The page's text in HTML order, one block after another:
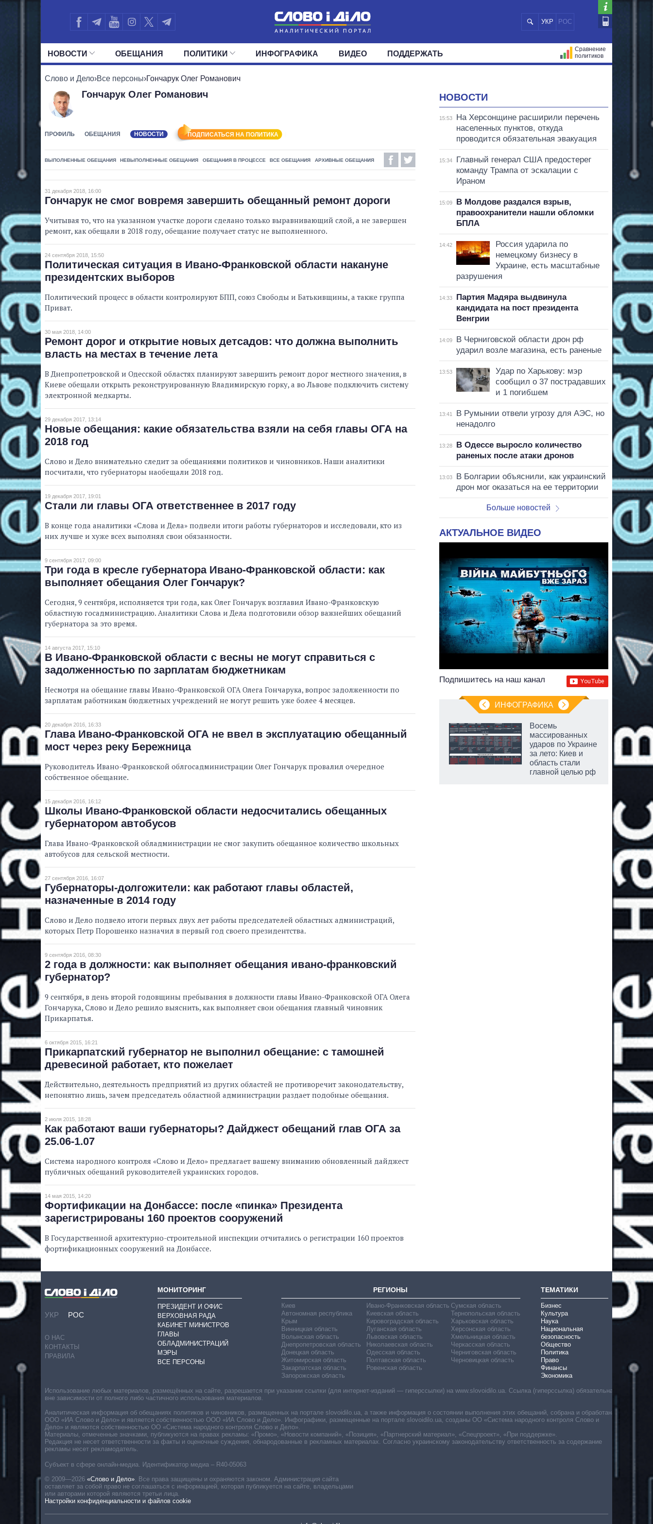
УКР РОС
НОВОСТИ
ЛЕНТА
ОБЕЩАНИЯ ПОЛИТИКИ
ВСЕ ПОЛИТИКИ ПРЕЗИДЕНТ И ОФИС ВЕРХОВНАЯ РАДА
ИНФОГРАФИКА ВИДЕО ПОДДЕРЖАТЬ
Сравнение
политиков
Слово и Дело›Все персоны›Гончарук Олег Романович
Гончарук Олег Романович
ПРОФИЛЬ ОБЕЩАНИЯ НОВОСТИ ПОДПИСАТЬСЯ НА ПОЛИТИКА
ВЫПОЛНЕННЫЕ ОБЕЩАНИЯ НЕВЫПОЛНЕННЫЕ ОБЕЩАНИЯ ОБЕЩАНИЯ В ПРОЦЕССЕ ВСЕ ОБЕЩАНИЯ АРХИВНЫЕ ОБЕЩАНИЯ
31 декабря 2018, 16:00
Гончарук не смог вовремя завершить обещанный ремонт дороги
Учитывая то, что на указанном участке дороги сделано только выравнивающий слой, а не завершен
ремонт, как обещали в 2018 году, обещание получает статус не выполненного.
24 сентября 2018, 15:50
Политическая ситуация в Ивано-Франковской области накануне
президентских выборов
Политический процесс в области контролируют БПП, союз Свободы и Батькивщины, а также группа
Приват.
30 мая 2018, 14:00
Ремонт дорог и открытие новых детсадов: что должна выполнить
власть на местах в течение лета
В Днепропетровской и Одесской областях планируют завершить ремонт дорог местного значения, в
Киеве обещали открыть реконструированную Владимирскую горку, а во Львове подключить систему
электронной медкарты.
29 декабря 2017, 13:14
Новые обещания: какие обязательства взяли на себя главы ОГА на
2018 год
Слово и Дело внимательно следит за обещаниями политиков и чиновников. Наши аналитики
посчитали, что губернаторы наобещали 2018 год.
19 декабря 2017, 19:01
Стали ли главы ОГА ответственнее в 2017 году
В конце года аналитики «Слова и Дела» подвели итоги работы губернаторов и исследовали, кто из
них лучше и хуже всех выполнял свои обязанности.
9 сентября 2017, 09:00
Три года в кресле губернатора Ивано-Франковской области: как
выполняет обещания Олег Гончарук?
Сегодня, 9 сентября, исполняется три года, как Олег Гончарук возглавил Ивано-Франковскую
областную госадминистрацию. Аналитики Слова и Дела подготовили обзор важнейших обещаний
губернатора за это время.
14 августа 2017, 15:10
В Ивано-Франковской области с весны не могут справиться с
задолженностью по зарплатам бюджетникам
Несмотря на обещание главы Ивано-Франковской ОГА Олега Гончарука, вопрос задолженности по
зарплатам работникам бюджетных учреждений не могут решить уже более 4 месяцев.
20 декабря 2016, 16:33
Глава Ивано-Франковской ОГА не ввел в эксплуатацию обещанный
мост через реку Бережница
Руководитель Ивано-Франковской облгосадминистрации Олег Гончарук провалил очередное
собственное обещание.
15 декабря 2016, 16:12
Школы Ивано-Франковской области недосчитались обещанных
губернатором автобусов
Глава Ивано-Франковской обладминистрации не смог закупить обещанное количество школьных
автобусов для сельской местности.
27 сентября 2016, 16:07
Губернаторы-долгожители: как работают главы областей,
назначенные в 2014 году
Слово и Дело подвело итоги первых двух лет работы председателей областных администраций,
которых Петр Порошенко назначил в первый год своего президентства.
9 сентября 2016, 08:30
2 года в должности: как выполняет обещания ивано-франковский
губернатор?
9 сентября, в день второй годовщины пребывания в должности главы Ивано-Франковской ОГА Олега
Гончарука, Слово и Дело решило выяснить, как выполняет свои обещания главный чиновник
Прикарпатья.
6 октября 2015, 16:21
Прикарпатский губернатор не выполнил обещание: с тамошней
древесиной работает, кто пожелает
Действительно, деятельность предприятий из других областей не противоречит законодательству,
непонятно лишь, зачем председатель областной администрации раздает подобные обещания.
2 июля 2015, 18:28
Как работают ваши губернаторы? Дайджест обещаний глав ОГА за
25.06-1.07
Система народного контроля «Слово и Дело» предлагает вашему вниманию обновленный дайджест
публичных обещаний руководителей украинских городов.
14 мая 2015, 14:20
Фортификации на Донбассе: после «пинка» Президента
зарегистрированы 160 проектов сооружений
В Государственной архитектурно-строительной инспекции отчитались о регистрации 160 проектов
фортификационных сооружений на Донбассе.
НОВОСТИ
15:53
На Херсонщине расширили перечень
населенных пунктов, откуда
проводится обязательная эвакуация
15:34
Главный генерал США предостерег
команду Трампа от эскалации с
Ираном
15:09
В Молдове раздался взрыв,
правоохранители нашли обломки
БПЛА
14:42
Россия ударила по
немецкому бизнесу в
Украине, есть масштабные
разрушения
14:33
Партия Мадяра выдвинула
кандидата на пост президента
Венгрии
14:09
В Черниговской области дрон рф
ударил возле магазина, есть раненые
13:53
Удар по Харькову: мэр
сообщил о 37 пострадавших
и 1 погибшем
13:41
В Румынии отвели угрозу для АЭС, но
ненадолго
13:28
В Одессе выросло количество
раненых после атаки дронов
13:03
В Болгарии объяснили, как украинский
дрон мог оказаться на ее территории
Больше новостей
АКТУАЛЬНОЕ ВИДЕО
Подпишитесь на наш канал
ИНФОГРАФИКА
лет: кто и как долго
Восемь
массированных
ударов по Украине
за лето: Киев и
область стали
главной целью рф
УКР РОС
О НАС
КОНТАКТЫ
ПРАВИЛА
МОНИТОРИНГ
ПРЕЗИДЕНТ И ОФИС
ВЕРХОВНАЯ РАДА
КАБИНЕТ МИНИСТРОВ
ГЛАВЫ
ОБЛАДМИНИСТРАЦИЙ
МЭРЫ
ВСЕ ПЕРСОНЫ
РЕГИОНЫ
Киев
Автономная республика
Крым
Винницкая область
Волынская область
Днепропетровская область
Донецкая область
Житомирская область
Закарпатская область
Запорожская область
Ивано-Франковская область
Киевская область
Кировоградская область
Луганская область
Львовская область
Николаевская область
Одесская область
Полтавская область
Ровенская область
Сумская область
Тернопольская область
Харьковская область
Херсонская область
Хмельницкая область
Черкасская область
Черниговская область
Черновицкая область
ТЕМАТИКИ
Бизнес
Культура
Наука
Национальная
безопасность
Общество
Политика
Право
Финансы
Экономика
Субъект в сфере онлайн-медиа. Идентификатор медиа – R40-05063
© 2009—2026 «Слово и Дело»
Все права защищены и охраняются законом. Администрация сайта
оставляет за собой право не соглашаться с информацией, которая публикуется на сайте, владельцами
или авторами которой являются третьи лица.
Настройки конфиденциальности и файлов cookie
Использование любых материалов, размещённых на сайте, разрешается при указании ссылки (для интернет-изданий — гиперссылки) на www.slovoidilo.ua. Ссылка (гиперссылка) обязательна
вне зависимости от полного либо частичного использования материалов.
Аналитическая информация об обещаниях политиков и чиновников, размещенных на портале slovoidilo.ua, а также информация о состоянии выполнения этих обещаний, собрана и обработана
ООО «ИА Слово и Дело» и является собственностью ООО «ИА Слово и Дело». Инфографики, размещенные на портале slovoidilo.ua, созданы ОО «Система народного контроля Слово и
Дело» и являются собственностью ОО «Система народного контроля Слово и Дело».
Материалы, отмеченные значками, публикуются на правах рекламы: «Промо», «Новости компаний», «Позиция», «Партнерский материал», «Спецпроект», «При поддержке».
Редакция не несет ответственности за факты и оценочные суждения, обнародованные в рекламных материалах. Согласно украинскому законодательству ответственность за содержание
рекламы несет рекламодатель.